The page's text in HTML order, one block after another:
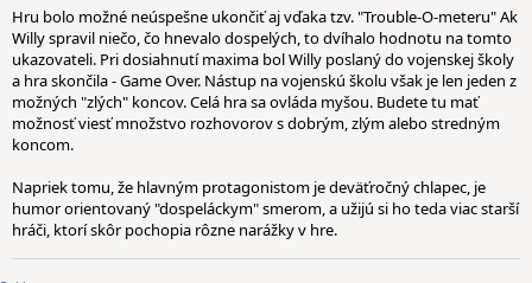
Hru bolo možné neúspešne ukončiť aj vďaka tzv. "Trouble-O-meteru" Ak
Willy spravil niečo, čo hnevalo dospelých, to dvíhalo hodnotu na tomto
ukazovateli. Pri dosiahnutí maxima bol Willy poslaný do vojenskej školy
a hra skončila - Game Over. Nástup na vojenskú školu však je len jeden z
možných "zlých" koncov. Celá hra sa ovláda myšou. Budete tu mať
možnosť viesť množstvo rozhovorov s dobrým, zlým alebo stredným
koncom.
Napriek tomu, že hlavným protagonistom je deväťročný chlapec, je
humor orientovaný "dospeláckym" smerom, a užijú si ho teda viac starší
hráči, ktorí skôr pochopia rôzne narážky v hre.